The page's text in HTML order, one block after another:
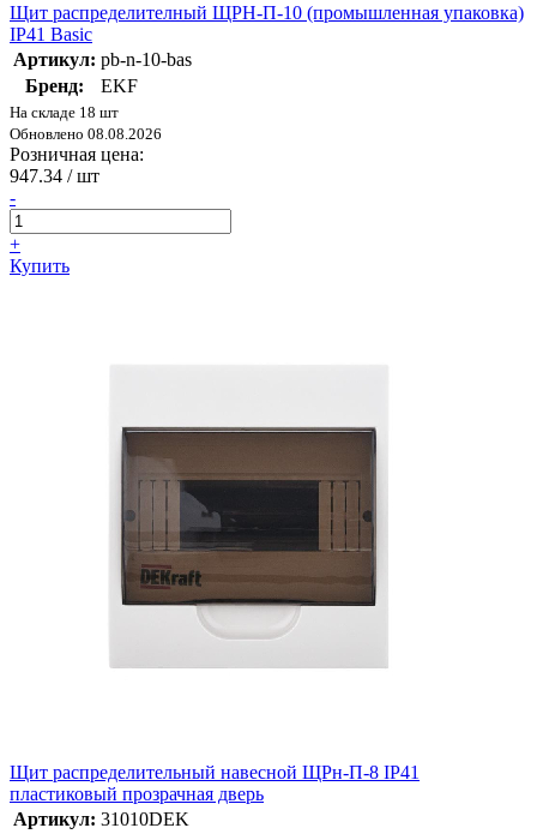
Щит распределителный ЩРН-П-10 (промышленная упаковка)
IP41 Basic
Артикул: pb-n-10-bas
Бренд:
EKF
На складе 18 шт
Обновлено 08.08.2026
Розничная цена:
947.34 / шт
-
+
Купить
Щит распределительный навесной ЩРн-П-8 IP41
пластиковый прозрачная дверь
Артикул: 31010DEK